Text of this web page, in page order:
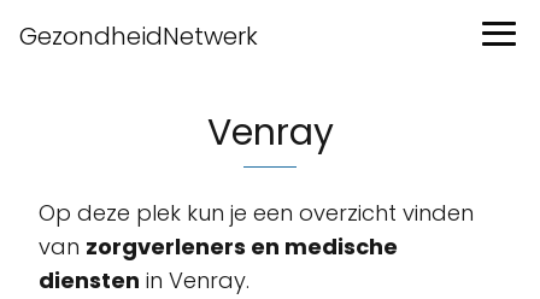
GezondheidNetwerk
Venray
Op deze plek kun je een overzicht vinden
van zorgverleners en medische
diensten in Venray.